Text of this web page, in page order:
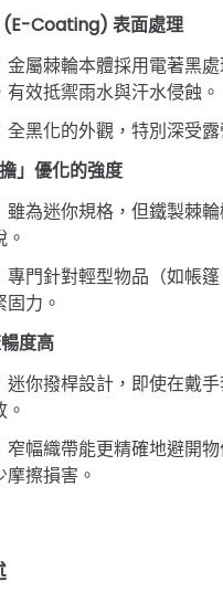
(E-Coating) 表面處理
金屬棘輪本體採用電著黑
有效抵禦雨水與汗水侵蝕。
全黑化的外觀，特別深受
」優化的強度
雖為迷你規格，但鐵製棘
專門針對輕型物品（如帳
力。
度高
迷你撥桿設計，即使在戴
窄幅織帶能更精確地避開
擦損害。